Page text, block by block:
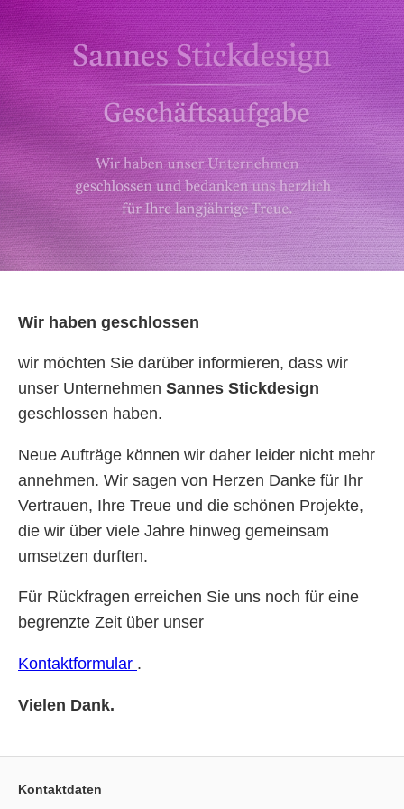
Wir haben geschlossen
wir möchten Sie darüber informieren, dass wir
unser Unternehmen Sannes Stickdesign
geschlossen haben.
Neue Aufträge können wir daher leider nicht mehr
annehmen. Wir sagen von Herzen Danke für Ihr
Vertrauen, Ihre Treue und die schönen Projekte,
die wir über viele Jahre hinweg gemeinsam
umsetzen durften.
Für Rückfragen erreichen Sie uns noch für eine
begrenzte Zeit über unser
Kontaktformular .
Vielen Dank.
Kontaktdaten